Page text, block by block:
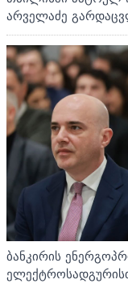
არველაძე
ბანკირის